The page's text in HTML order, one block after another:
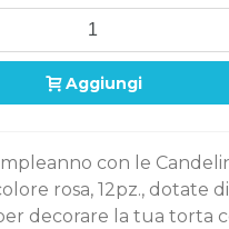
Aggiungi
con le
rosa, 12pz., dotate
decorare la tua torta